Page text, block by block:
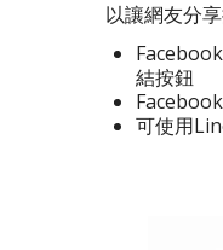
以讓網友分
結按鈕
可使用